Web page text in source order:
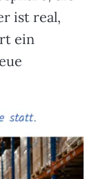
ist real,
ein